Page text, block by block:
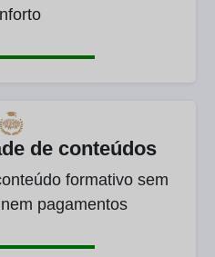
de conteúdos
formativo sem
pagamentos